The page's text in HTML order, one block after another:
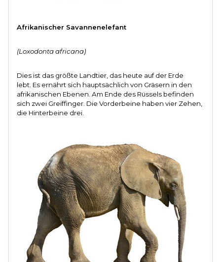
Afrikanischer Savannenelefant
(Loxodonta africana)
Dies ist das größte Landtier, das heute auf der Erde
lebt. Es ernährt sich hauptsächlich von Gräsern in den
afrikanischen Ebenen. Am Ende des Rüssels befinden
sich zwei Greiffinger. Die Vorderbeine haben vier Zehen,
die Hinterbeine drei.